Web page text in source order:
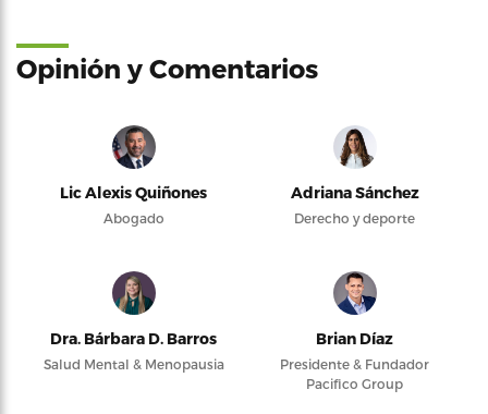
Opinión y Comentarios
Lic Alexis Quiñones
Abogado
Adriana Sánchez
Derecho y deporte
Dra. Bárbara D. Barros
Salud Mental & Menopausia
Brian Díaz
Presidente & Fundador
Pacifico Group